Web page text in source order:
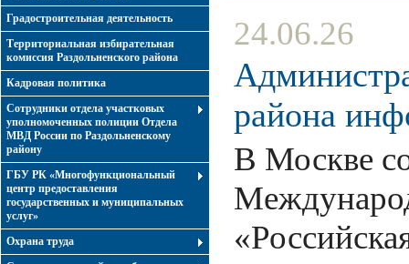
Градостроительная деятельность
Территориальная избирательная
комиссия Раздольненского района
Кадровая политика
Сотрудники отдела участковых
уполномоченных полиции Отдела
МВД России по Раздольненскому
району
ГБУ РК «Многофункциональный
центр предоставления
государственных и муниципальных
услуг»
Охрана труда
24.06.26
района
В Москве